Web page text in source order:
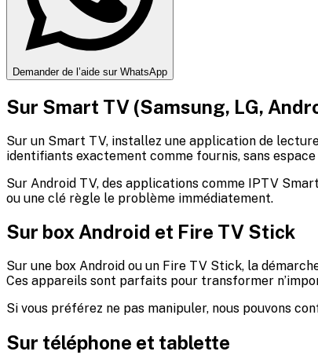
Demander de l’aide sur WhatsApp
Sur Smart TV (Samsung, LG,
Sur un Smart TV, installez une application de
identifiants exactement comme fournis, sans
Sur Android TV, des applications comme IPTV
ou une clé règle le problème immédiatement.
Sur box Android et Fire TV Stick
Sur une box Android ou un Fire TV Stick, la
Ces appareils sont parfaits pour transformer
Si vous préférez ne pas manipuler, nous pouvons
Sur téléphone et tablette